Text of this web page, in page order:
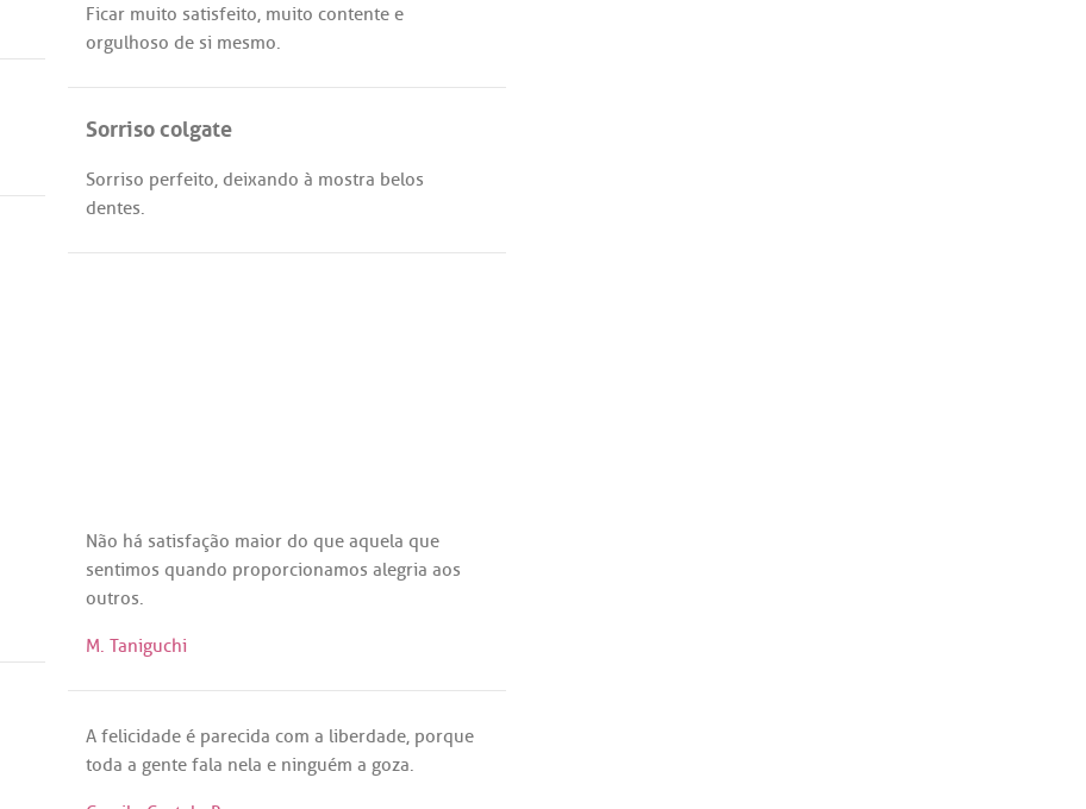
Ficar muito satisfeito, muito contente e
orgulhoso de si mesmo.
Sorriso colgate
Sorriso perfeito, deixando à mostra belos
dentes.
Não há satisfação maior do que aquela que
sentimos quando proporcionamos alegria aos
outros.
M. Taniguchi
A felicidade é parecida com a liberdade, porque
toda a gente fala nela e ninguém a goza.